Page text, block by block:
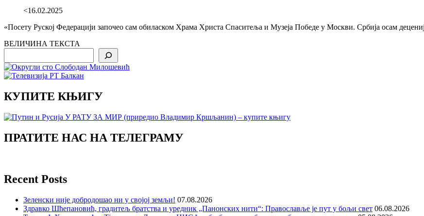
<16.02.2025
«Посету Руској Федерацији започео сам обиласком Храма Христа Спаситеља и Музеја Победе у Москви. Србија осам
ВЕЛИЧИНА ТЕКСТА
КУПИТЕ КЊИГУ
ПРАТИТЕ НАС НА ТЕЛЕГРАМУ
Recent Posts
Зеленски није добродошао ни у својој земљи! 07.08.2026
Здравко Шћепановић, градитељ братства и уредник „Панонских нити“: Православље је пут у бољи свет 06.08.2026